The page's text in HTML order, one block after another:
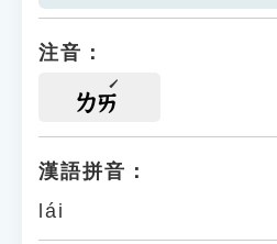
注音：
ㄌㄞ
漢語拼音：
lái